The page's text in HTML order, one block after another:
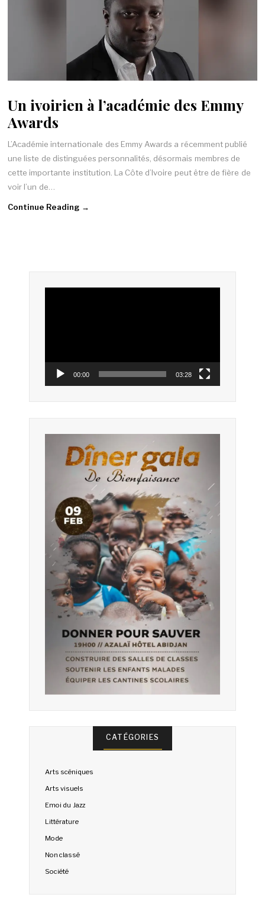
Un ivoirien à l’académie des Emmy
Awards
L’Académie internationale des Emmy Awards a récemment publié
une liste de distinguées personnalités, désormais membres de
cette importante institution. La Côte d’Ivoire peut être de fière de
voir l’un de…
Continue Reading →
00:00 03:28
CATÉGORIES
Arts scéniques
Arts visuels
Emoi du Jazz
Littérature
Mode
Non classé
Société